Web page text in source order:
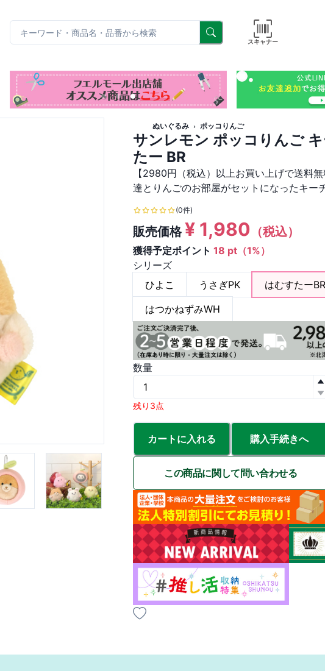
スキャナー
ぬいぐるみ ポッコりんご
サンレモン ポッコりんご
たー BR
【2980円（税込）以上お買い上げで送料
達とりんごのお部屋がセットになったキー
(0件)
販売価格¥ 1,980 （税込）
獲得予定ポイント 18 pt（1%）
シリーズ
ひよこ
うさぎPK はむすたーBR
はつかねずみWH
数量
残り3点
カートに入れる 購入手続きへ
この商品に関して問い合わせる